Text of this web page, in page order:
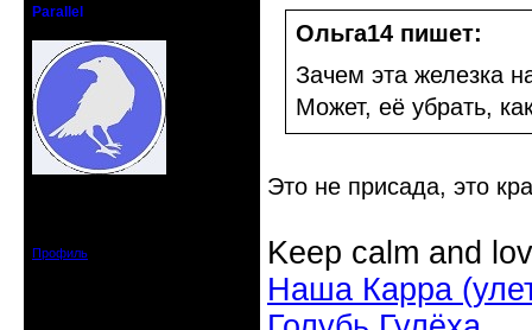
Parallel
Профиль
Ольга14 пишет:
Зачем эта железка
Может, её убрать,
Это не присада, это
Keep calm and
Наша Карра